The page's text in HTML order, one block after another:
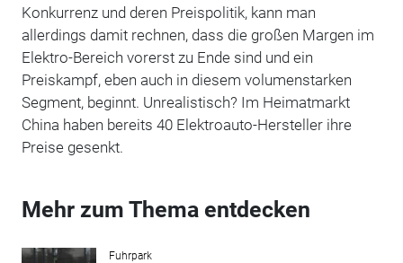
Konkurrenz und deren Preispolitik, kann man
allerdings damit rechnen, dass die großen Margen im
Elektro-Bereich vorerst zu Ende sind und ein
Preiskampf, eben auch in diesem volumenstarken
Segment, beginnt. Unrealistisch? Im Heimatmarkt
China haben bereits 40 Elektroauto-Hersteller ihre
Preise gesenkt.
Mehr zum Thema entdecken
Fuhrpark